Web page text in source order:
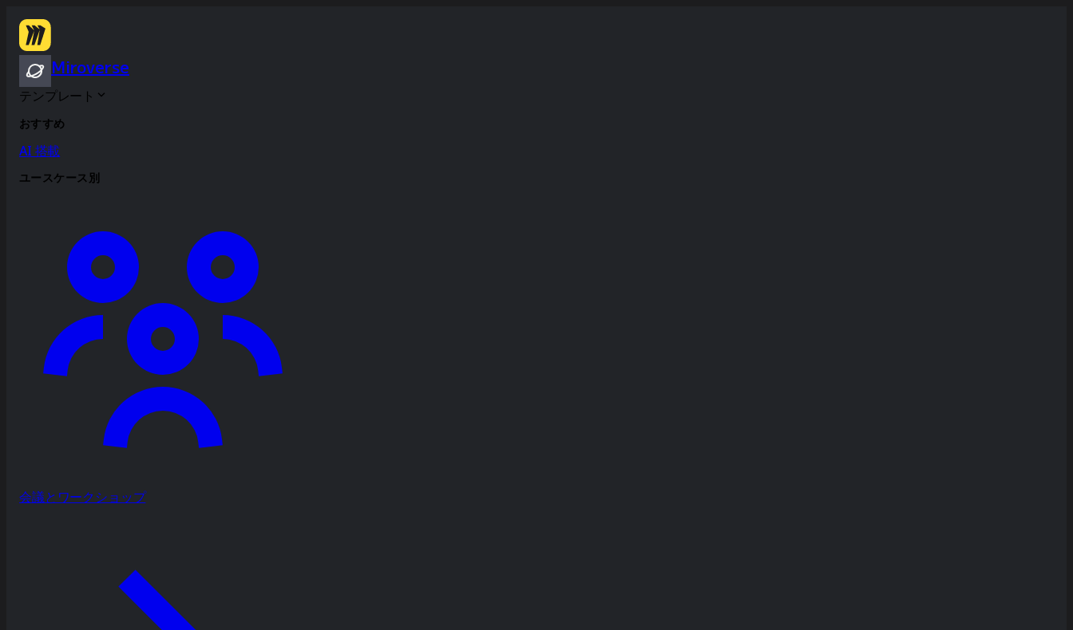
Miroverse
テンプレート
おすすめ
AI 搭載
ユースケース別
会議とワークショップ